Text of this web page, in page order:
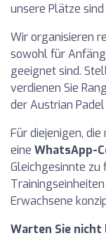
unsere Plätze
Wir organisieren
sowohl für
geeignet sind.
verdienen Sie
der Austrian Padel
Für diejenigen,
eine WhatsApp-
Gleichgesinnte zu
Erwachsene
Warten Sie nicht